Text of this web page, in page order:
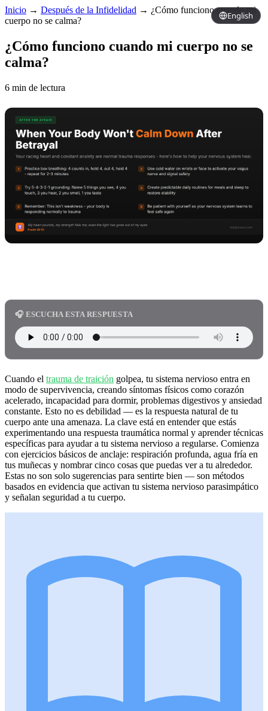
English
Inicio → Después de la Infidelidad → ¿Cómo funciono cuando mi
cuerpo no se calma?
¿Cómo funciono cuando mi cuerpo no se
calma?
6 min de lectura
🎧 ESCUCHA ESTA RESPUESTA
Cuando el trauma de traición golpea, tu sistema nervioso entra en
modo de supervivencia, creando síntomas físicos como corazón
acelerado, incapacidad para dormir, problemas digestivos y ansiedad
constante. Esto no es debilidad — es la respuesta natural de tu
cuerpo ante una amenaza. La clave está en entender que estás
experimentando una respuesta traumática normal y aprender técnicas
específicas para ayudar a tu sistema nervioso a regularse. Comienza
con ejercicios básicos de anclaje: respiración profunda, agua fría en
tus muñecas y nombrar cinco cosas que puedas ver a tu alrededor.
Estas no son solo sugerencias para sentirte bien — son métodos
basados en evidencia que activan tu sistema nervioso parasimpático
y señalan seguridad a tu cuerpo.